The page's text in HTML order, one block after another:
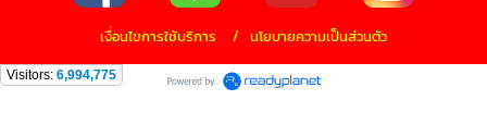
เงื่อนไขการใช้บริการ / นโยบายความเป็นส่วนตัว
Visitors: 6,994,775